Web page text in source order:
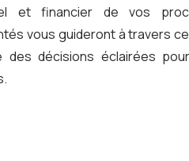
et financier de vos
vous guideront à travers
des décisions éclairées